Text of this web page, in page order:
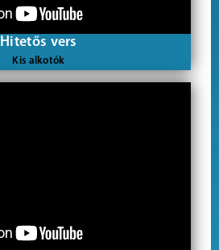
Hitetős vers
Kis alkotók